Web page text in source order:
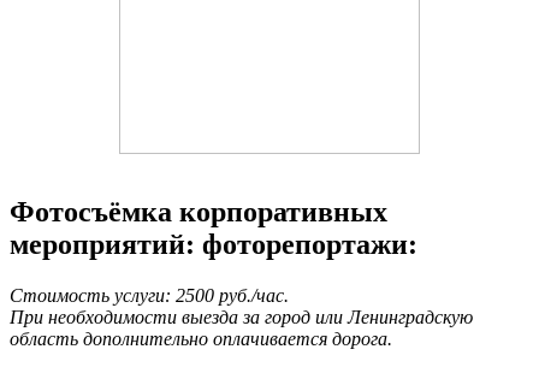
Фотосъёмка корпоративных
мероприятий: фоторепортажи:
Стоимость услуги: 2500 руб./час.
При необходимости выезда за город или Ленинградскую
область дополнительно оплачивается дорога.